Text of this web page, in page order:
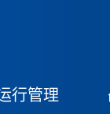
行管理